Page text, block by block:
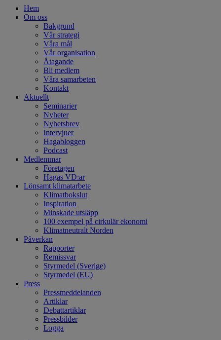
Hem
Om oss
Bakgrund
Vår strategi
Våra mål
Vår organisation
Åtagande
Bli medlem
Våra samarbeten
Kontakt
Aktuellt
Seminarier
Nyheter
Nyhetsbrev
Intervjuer
Hagabloggen
Podcast
Medlemmar
Företagen
Hagas VD:ar
Lönsamt klimatarbete
Klimatbokslut
Inspiration
Minskade utsläpp
100 exempel på cirkulär ekonomi
Klimatneutralt Norden
Påverkan
Rapporter
Remissvar
Styrmedel (Sverige)
Styrmedel (EU)
Press
Pressmeddelanden
Artiklar
Debattartiklar
Pressbilder
Logga